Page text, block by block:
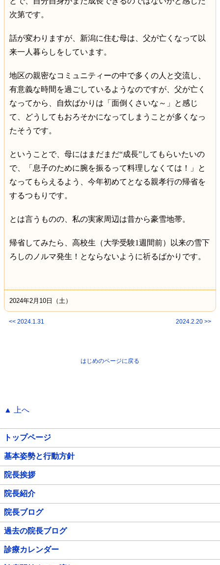
次第です。
話が変わりますが、新潟に住む母は、父が亡くなって以
来一人暮らしをしています。
地区の親密なコミュニティーの中で多くの人と交流し、
有意義な時間を過ごしているようなのですが、父が亡く
なってから、自炊ばかりは「面倒くさいな～」と感じ
て、どうしてもおろそかになってしまうことが多くなっ
たそうです。
ということで、母にはまだまだ“成長”してもらいたいの
で、「息子のために腕を振るって料理しなくては！」と
なってもらえるよう、今年初めてとなる親孝行の帰省を
するつもりです。
とは言うものの、私の実家周辺は昔から豪雪地帯。
帰省してみたら、高校生（大学受験1週間前）以来の雪下
ろしのノルマ発生！とならないように祈るばかりです。
2024年2月10日（土）
<< 2024.1.31 2024.2.20 >>
はじめのページに戻る
▲ 上へ
トップページ
基本姿勢と行動方針
院長挨拶
院長紹介
院長ブログ
過去の院長ブログ
診療カレンダー